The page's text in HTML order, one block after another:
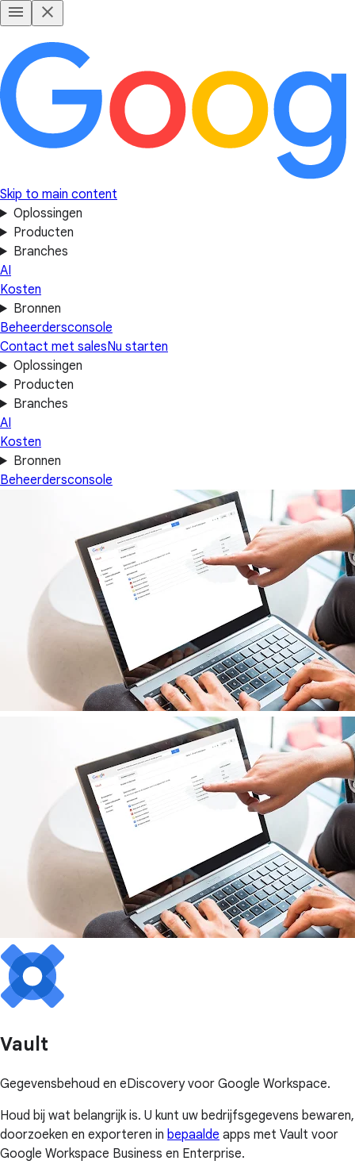
Skip to main content
Oplossingen
Producten
Branches
AI
Kosten
Bronnen
Beheerdersconsole
Contact met salesNu starten
Oplossingen
Producten
Branches
AI
Kosten
Bronnen
Beheerdersconsole
Vault
Gegevensbehoud en eDiscovery voor Google Workspace.
Houd bij wat belangrijk is. U kunt uw bedrijfsgegevens bewaren,
doorzoeken en exporteren in bepaalde apps met Vault voor
Google Workspace Business en Enterprise.